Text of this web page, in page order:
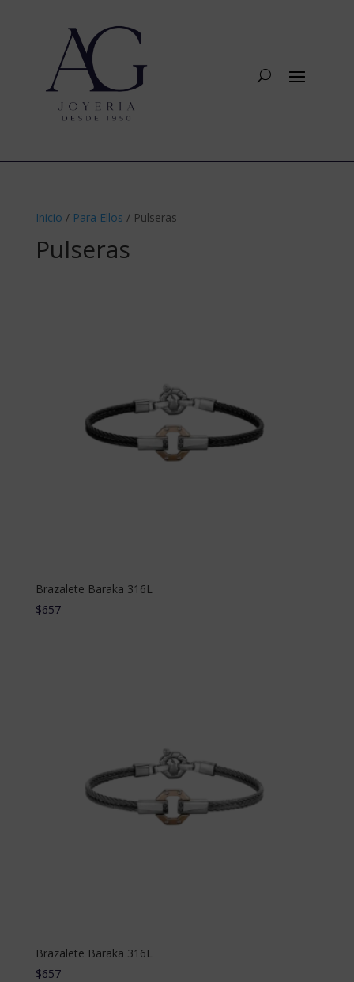
Inicio / Para Ellos / Pulseras
Pulseras
Brazalete Baraka 316L
$657
Brazalete Baraka 316L
$657